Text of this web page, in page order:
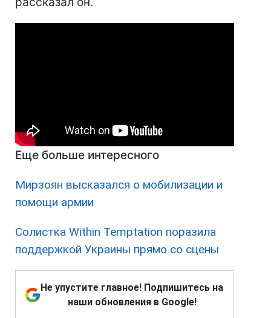
Еще больше интересного
Мирзоян высказался о мобилизации и
помощи армии
Солистка Within Temptation поразила
поддержкой Украины прямо со сцены
Не упустите главное! Подпишитесь на
наши обновления в Google!